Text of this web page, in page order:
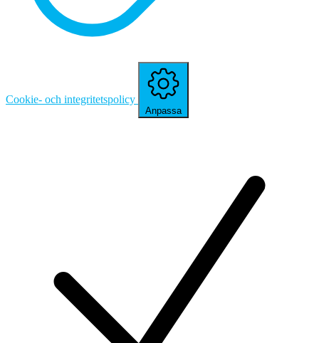
Cookie- och integritetspolicy
Anpassa